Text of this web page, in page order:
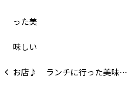
ランチに行った美味…